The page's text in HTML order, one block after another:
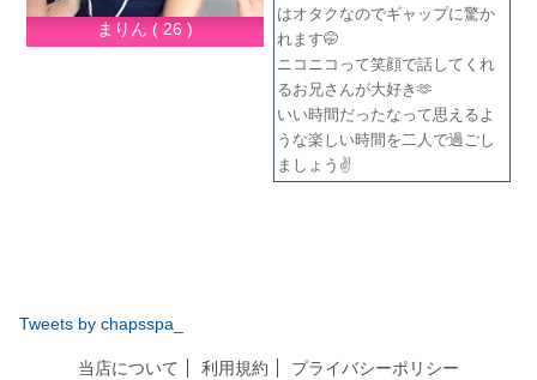
まりん ( 26 )
はオタクなのでギャップに驚か
れます🤭
ニコニコって笑顔で話してくれ
るお兄さんが大好き🫶
いい時間だったなって思えるよ
うな楽しい時間を二人で過ごし
ましょう✌️
Tweets by chapsspa_
当店について 利用規約 プライバシーポリシー